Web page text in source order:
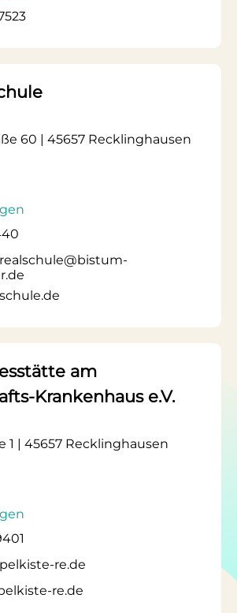
60 | 45657 Recklinghausen
am
Krankenhaus e.V.
1 | 45657 Recklinghausen
re.de
re.de